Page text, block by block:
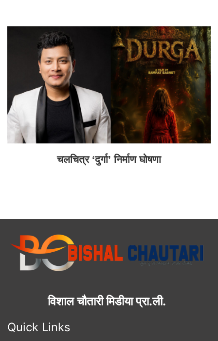
चलचित्र ‘दुर्गा’ निर्माण घोषणा
विशाल चौतारी मिडीया प्रा.ली.
Quick Links